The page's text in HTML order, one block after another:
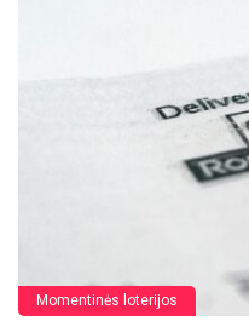
Momentinės loterijos